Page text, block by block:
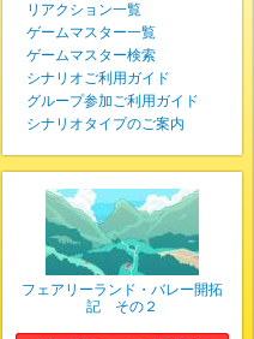
リアクション一覧
ゲームマスター一覧
ゲームマスター検索
シナリオご利用ガイド
グループ参加ご利用ガイド
シナリオタイプのご案内
フェアリーランド・バレー開拓
記 その２